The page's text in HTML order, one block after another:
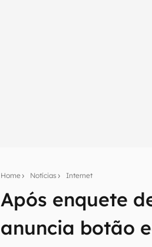
Home Notícias Internet
Após enquete
anuncia botão
Seu resumo
Assine a newsletter do